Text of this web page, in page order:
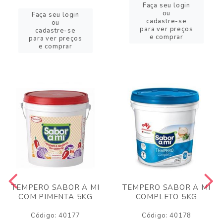
Faça seu login
ou
cadastre-se
para ver preços
e comprar
Faça seu login
ou
cadastre-se
para ver preços
e comprar
TEMPERO SABOR A MI
COM PIMENTA 5KG
Código: 40177
TEMPERO SABOR A MI
COMPLETO 5KG
Código: 40178